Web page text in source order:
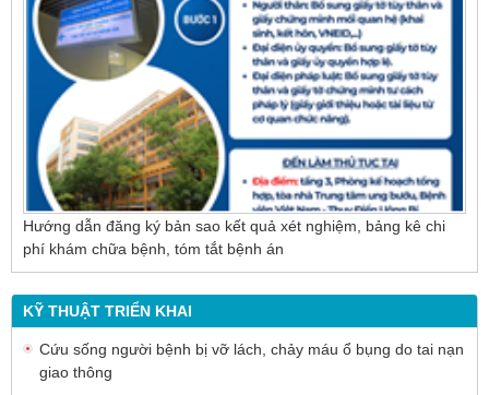
cho người bệnh sỏi ống mật chủ
Hướng dẫn đăng ký bản sao kết quả xét nghiệm, bảng kê chi
phí khám chữa bệnh, tóm tắt bệnh án
KỸ THUẬT TRIỂN KHAI
Cứu sống người bệnh bị vỡ lách, chảy máu ổ bụng do tai nạn
giao thông